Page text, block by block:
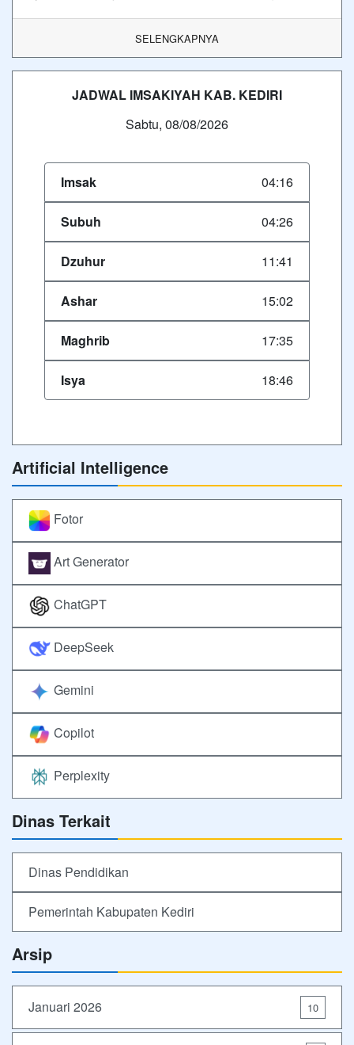
SELENGKAPNYA
JADWAL IMSAKIYAH KAB. KEDIRI
Sabtu, 08/08/2026
Imsak 04:16
Subuh 04:26
Dzuhur 11:41
Ashar 15:02
Maghrib 17:35
Isya 18:46
Artificial Intelligence
Fotor
Art Generator
ChatGPT
DeepSeek
Gemini
Copilot
Perplexity
Dinas Terkait
Dinas Pendidikan
Pemerintah Kabupaten Kediri
Arsip
Januari 2026 10